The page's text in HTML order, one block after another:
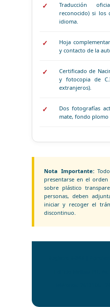
Traducción
reconocido) si los
idioma.
Hoja
y contacto de la
Certificado de
y fotocopia de
extranjeros).
Dos fotografías
mate, fondo plomo
Nota Importante:
presentarse en el
sobre plástico
personas, deben
iniciar y recoger el
discontinuo.